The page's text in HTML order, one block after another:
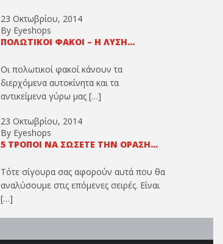
23 Οκτωβρίου, 2014
By Eyeshops
ΠΟΛΩΤΙΚΟΊ ΦΑΚΟΊ – Η ΛΎΣΗ...
Οι πολωτικοί φακοί κάνουν τα
διερχόμενα αυτοκίνητα και τα
αντικείμενα γύρω μας […]
23 Οκτωβρίου, 2014
By Eyeshops
5 ΤΡΌΠΟΙ ΝΑ ΣΏΣΕΤΕ ΤΗΝ ΌΡΑΣΉ...
Τότε σίγουρα σας αφορούν αυτά που θα
αναλύσουμε στις επόμενες σειρές. Είναι
[…]